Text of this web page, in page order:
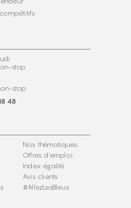
stop
stop
48
Nos thématiques
Offres d'emploi
Index égalité
Avis clients
#AllezLesBleus